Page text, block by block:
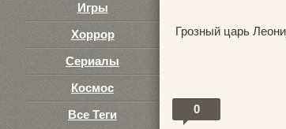
Игры
Хоррор
Сериалы
Космос
Все Теги
Грозный царь
0